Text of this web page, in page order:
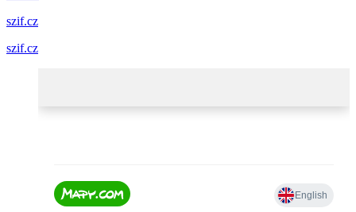
szif.cz
szif.cz